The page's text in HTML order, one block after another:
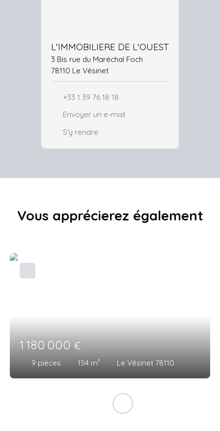
L'IMMOBILIERE DE L'OUEST
3 Bis rue du Maréchal Foch
78110 Le Vésinet
+33 1 39 76 18 18
Envoyer un e-mail
S'y rendre
Vous apprécierez également
1 180 000€
9 pièces 154 m² Le Vésinet 78110